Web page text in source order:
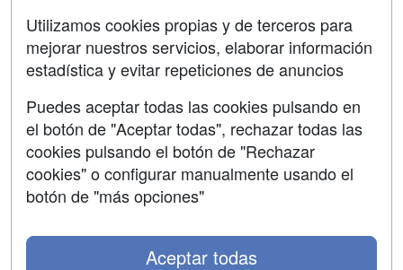
Grupo formazion:
Utilizamos cookies propias y de terceros para
mejorar nuestros servicios, elaborar información
estadística y evitar repeticiones de anuncios
Puedes aceptar todas las cookies pulsando en
el botón de "Aceptar todas", rechazar todas las
cookies pulsando el botón de "Rechazar
cookies" o configurar manualmente usando el
botón de "más opciones"
Aceptar todas